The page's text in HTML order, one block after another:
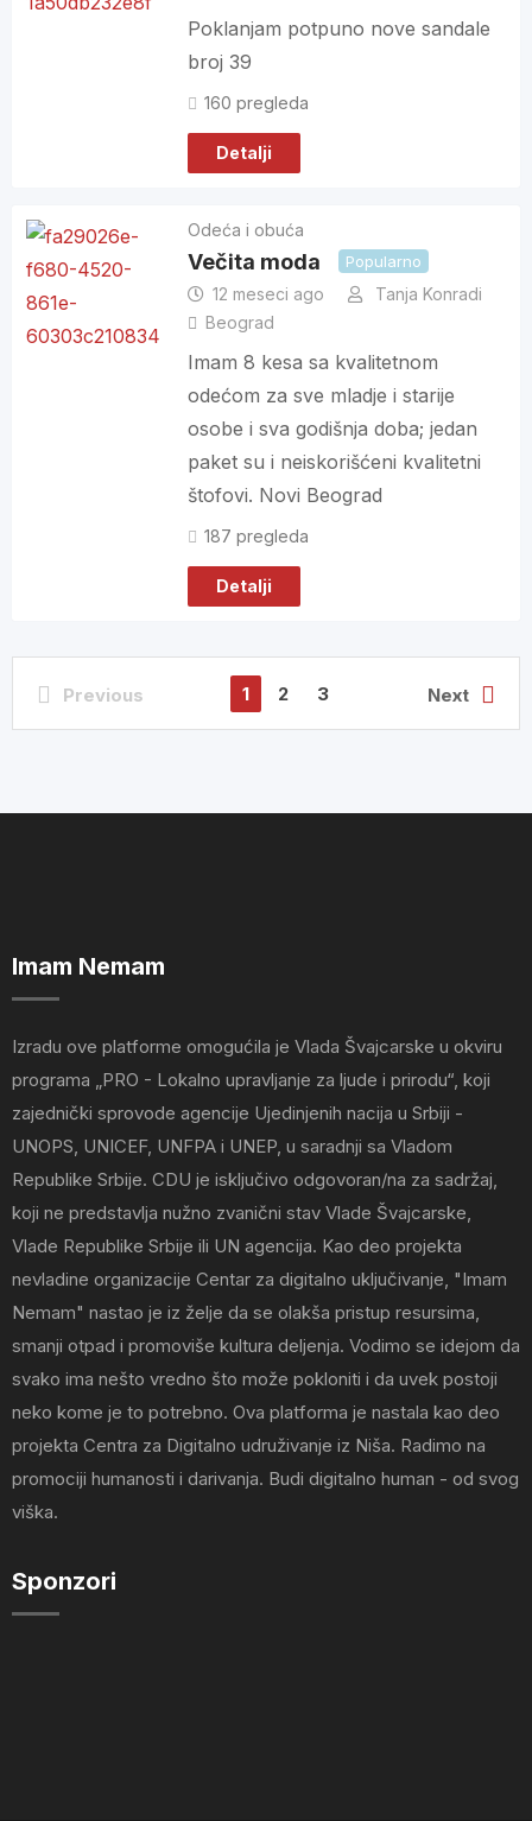
Poklanjam potpuno nove sandale
broj 39
160 pregleda
Detalji
Odeća i obuća
Večita moda Popularno
12 meseci ago
Tanja Konradi
Beograd
Imam 8 kesa sa kvalitetnom
odećom za sve mladje i starije
osobe i sva godišnja doba; jedan
paket su i neiskorišćeni kvalitetni
štofovi. Novi Beograd
187 pregleda
Detalji
Previous 1 2 3 Next
Imam Nemam
Izradu ove platforme omogućila je Vlada Švajcarske u okviru
programa „PRO - Lokalno upravljanje za ljude i prirodu“, koji
zajednički sprovode agencije Ujedinjenih nacija u Srbiji -
UNOPS, UNICEF, UNFPA i UNEP, u saradnji sa Vladom
Republike Srbije. CDU je isključivo odgovoran/na za sadržaj,
koji ne predstavlja nužno zvanični stav Vlade Švajcarske,
Vlade Republike Srbije ili UN agencija. Kao deo projekta
nevladine organizacije Centar za digitalno uključivanje, "Imam
Nemam" nastao je iz želje da se olakša pristup resursima,
smanji otpad i promoviše kultura deljenja. Vodimo se idejom da
svako ima nešto vredno što može pokloniti i da uvek postoji
neko kome je to potrebno. Ova platforma je nastala kao deo
projekta Centra za Digitalno udruživanje iz Niša. Radimo na
promociji humanosti i darivanja. Budi digitalno human - od svog
viška.
Sponzori